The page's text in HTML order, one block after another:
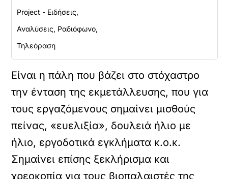
Project - Ειδήσεις,
Αναλύσεις, Ραδιόφωνο,
Τηλεόραση
Είναι η πάλη που βάζει στο στόχαστρο
την ένταση της εκμετάλλευσης, που για
τους εργαζόμενους σημαίνει μισθούς
πείνας, «ευελιξία», δουλειά ήλιο με
ήλιο, εργοδοτικά εγκλήματα κ.ο.κ.
Σημαίνει επίσης ξεκλήρισμα και
χρεοκοπία για τους βιοπαλαιστές της